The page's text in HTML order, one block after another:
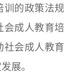
训的政策法规
会成人教育培
社会成人教育
展。